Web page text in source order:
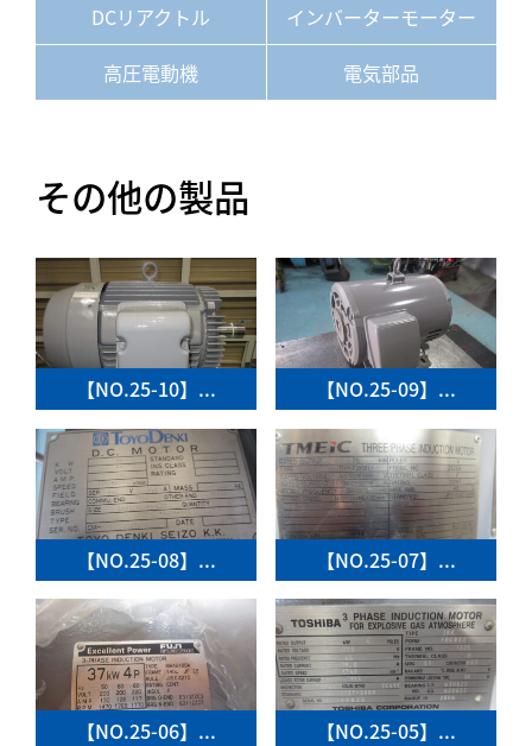
DCリアクトル
インバーターモーター
高圧電動機
電気部品
その他の製品
【NO.25-10】... 【NO.25-09】...
【NO.25-08】... 【NO.25-07】...
【NO.25-06】... 【NO.25-05】...